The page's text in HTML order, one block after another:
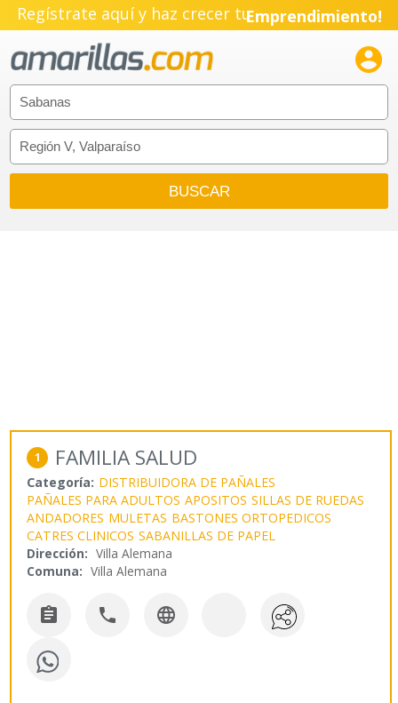
Regístrate aquí y haz crecer tuEmprendimiento!

1 FAMILIA SALUD
Categoría: DISTRIBUIDORA DE PAÑALES
PAÑALES PARA ADULTOS APOSITOS SILLAS DE RUEDAS
ANDADORES MULETAS BASTONES ORTOPEDICOS
CATRES CLINICOS SABANILLAS DE PAPEL
Dirección: Villa Alemana
Comuna: Villa Alemana
  